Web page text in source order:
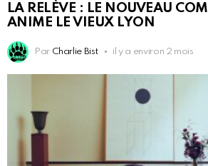
LA RELÈVE : LE NOUVEAU
ANIME LE VIEUX LYON
Par Charlie Bist il y a environ 2 mois